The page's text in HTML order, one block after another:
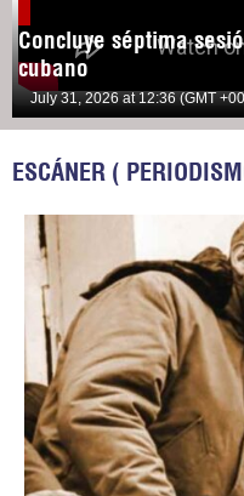
Concluye séptima
cubano
July 31, 2026 at 12:36 (GMT
ESCÁNER (